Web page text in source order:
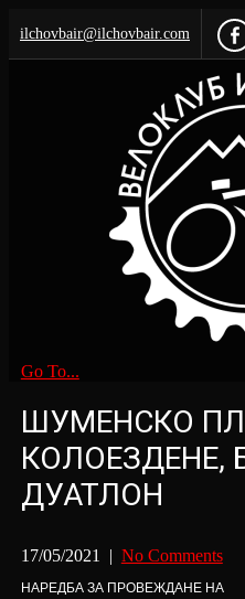
ilchovbair@ilchovbair.com
Go To...
ШУМЕНСКО
КОЛОЕЗДЕНЕ,
ДУАТЛОН
17/05/2021 | No Comments
НАРЕДБА ЗА ПРОВЕЖДАНЕ НА